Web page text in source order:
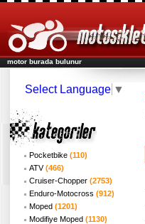
motor burada bulunur
Select Language ▼
Pocketbike (110)
ATV(466)
Cruiser-Chopper (2753)
Enduro-Motocross (912)
Moped (1201)
Modifiye Moped (1130)